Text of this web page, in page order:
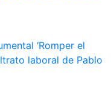
‘Romper el
laboral de Pablo